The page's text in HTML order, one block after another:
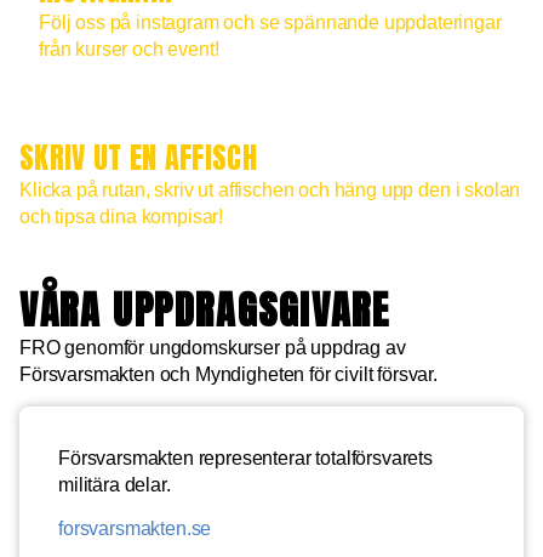
Följ oss på instagram och se spännande uppdateringar
från kurser och event!
SKRIV UT EN AFFISCH
Klicka på rutan, skriv ut affischen och häng upp den i skolan
och tipsa dina kompisar!
VÅRA UPPDRAGSGIVARE
FRO genomför ungdomskurser på uppdrag av
Försvarsmakten och Myndigheten för civilt försvar.
Försvarsmakten representerar totalförsvarets
militära delar.
forsvarsmakten.se